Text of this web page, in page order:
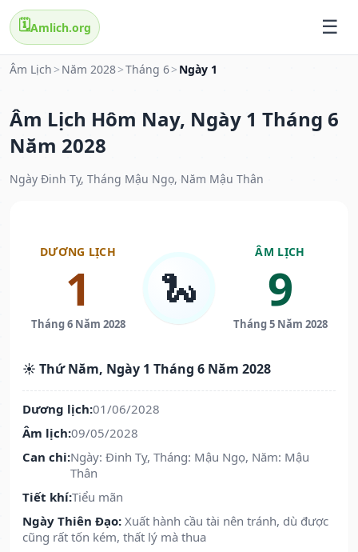
🗓️Amlich.org
Âm Lịch > Năm 2028>Tháng 6> Ngày 1
Âm Lịch Hôm Nay, Ngày 1 Tháng 6
Năm 2028
Ngày Đinh Tỵ, Tháng Mậu Ngọ, Năm Mậu Thân
DƯƠNG LỊCH
1
Tháng 6 Năm 2028
🐍
ÂM LỊCH
9
Tháng 5 Năm 2028
☀️ Thứ Năm, Ngày 1 Tháng 6 Năm 2028
Dương lịch:01/06/2028
Âm lịch:09/05/2028
Can chi:Ngày: Đinh Tỵ, Tháng: Mậu Ngọ, Năm: Mậu
Thân
Tiết khí:Tiểu mãn
Ngày Thiên Đạo: Xuất hành cầu tài nên tránh, dù được
cũng rất tốn kém, thất lý mà thua